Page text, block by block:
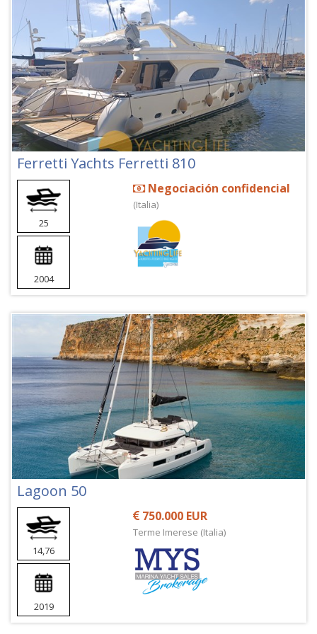
Ferretti Yachts Ferretti 810
25
2004
Negociación confidencial
(Italia)
Lagoon 50
14,76
2019
750.000 EUR
Terme Imerese (Italia)